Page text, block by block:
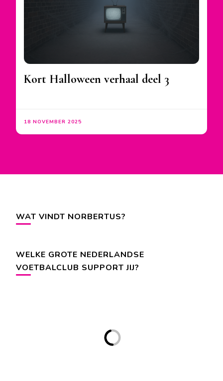
Kort Halloween verhaal deel 3
18 NOVEMBER 2025
WAT VINDT NORBERTUS?
WELKE GROTE NEDERLANDSE
VOETBALCLUB SUPPORT JIJ?